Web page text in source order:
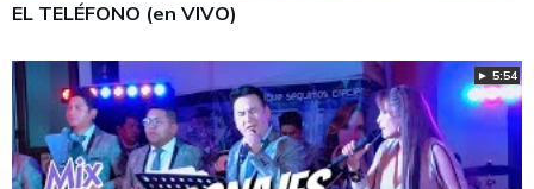
EL TELÉFONO (en VIVO)
► 5:54